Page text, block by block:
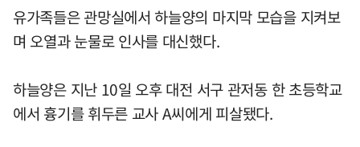
유가족들은 관망실에서 하늘양의 마지막 모습을 지켜보
며 오열과 눈물로 인사를 대신했다.
하늘양은 지난 10일 오후 대전 서구 관저동 한 초등학교
에서 흉기를 휘두른 교사 A씨에게 피살됐다.